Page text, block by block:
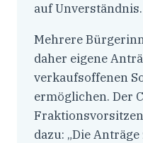
auf Unverständnis.
Mehrere
daher eigene
verkaufsoffenen
ermöglichen. Der
dazu: „Die